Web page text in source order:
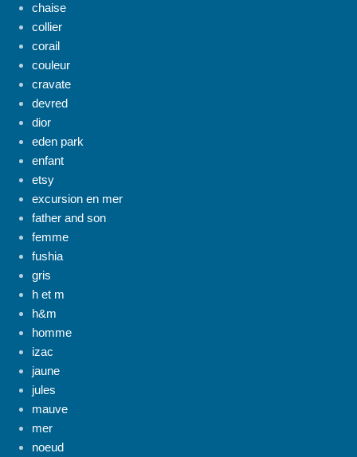
chaise
collier
corail
couleur
cravate
devred
dior
eden park
enfant
etsy
excursion en mer
father and son
femme
fushia
gris
h et m
h&m
homme
izac
jaune
jules
mauve
mer
noeud